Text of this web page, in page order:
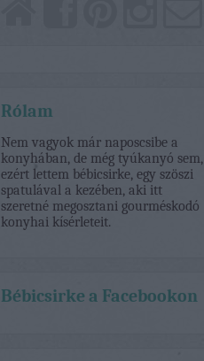
Rólam
Nem vagyok már naposcsibe a
konyhában, de még tyúkanyó sem,
ezért lettem bébicsirke, egy szöszi
spatulával a kezében, aki itt
szeretné megosztani gourméskodó
konyhai kísérleteit.
Bébicsirke a Facebookon